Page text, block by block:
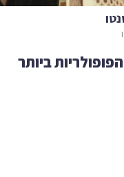
ביותר